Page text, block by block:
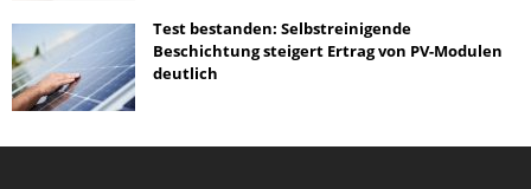
Test bestanden: Selbstreinigende
Beschichtung steigert Ertrag von PV-Modulen
deutlich